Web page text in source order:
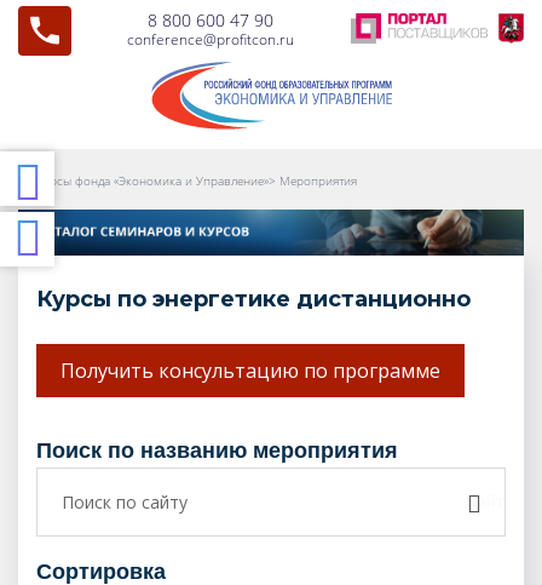
8 800 600 47 90
conference@profitcon.ru
Курсы фонда «Экономика и Управление»> Мероприятия
Курсы по энергетике дистанционно
Получить консультацию по программе
поиск по названию мероприятия
сортировка